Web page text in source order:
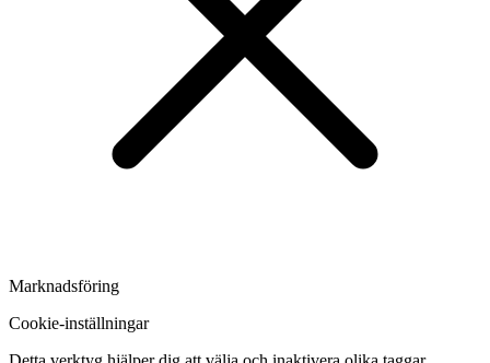
Marknadsföring
Cookie-inställningar